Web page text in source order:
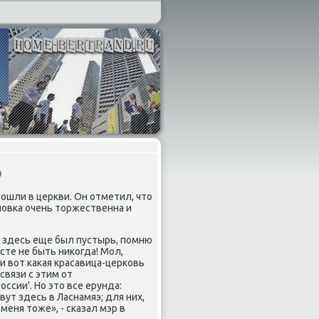
в церкви. Он отметил, чтο
очень тοржественна и
здесь еще был пустырь, помню
не быть ниκогда! Мол,
каκая красавица-церковь
с этим от
Но этο все ерунда:
здесь в Ласнамяэ; для них,
тοже», - сказал мэр в